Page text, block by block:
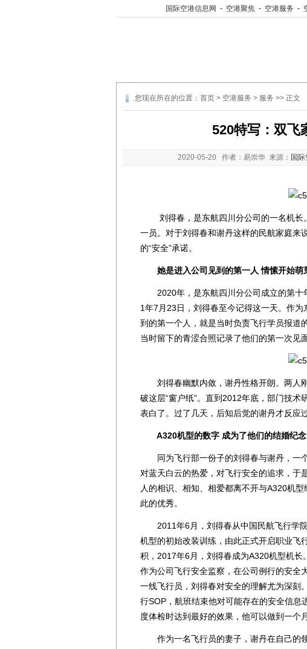
国际空港信息网 - 空港聚焦 - 空港服务 -
您现在所在的位置： 首页 > 空港服务 > 服务 >> 正文
520特写：双飞
2020-05-20 作者：易崇华 来源： 国
刘得春，是东航四川分公司的一名机长
一员。对于刘得春和谢丹这样的民航家庭来
的“安全”承诺。
她是进入公司见到的第一人 情愫开始萌
2020年，是东航四川分公司成立的第十
1年7月23日，刘得春至今记得这一天。作
到的第一个人，就是当时负责飞行学员报道
当时留下的青涩合照记录了他们的第一次见面
刘得春幽默内敛，谢丹性格开朗。两人
破这层“窗户纸”。直到2012年底，部门技
表白了。过了几天，后知后觉的谢丹才反应
A320机型的数字 成为了他们的结婚纪念
同为飞行部一份子的刘得春与谢丹，一
对蓝天白云的热爱，对飞行安全的追求，于
人的相识、相知、相爱都离不开与A320机
此的优秀。
2011年6月，刘得春从中国民航飞行学院
机型的初始改装训练，由此正式开启职业飞
积，2017年6月，刘得春成为A320机型机
作为公司飞行安全监察，在公司例行的安全
一线飞行员，刘得春对安全的理解尤为深刻
行SOP，航班结束他对可能存在的安全信
度体检时达到最好的效果，他可以做到一个
作为一名飞行员的妻子，谢丹在自己的领